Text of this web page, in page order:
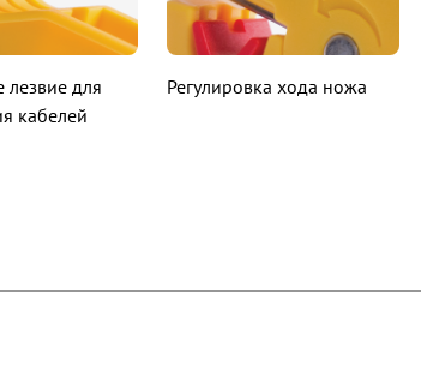
лезвие для
кабелей
Регулировка хода ножа